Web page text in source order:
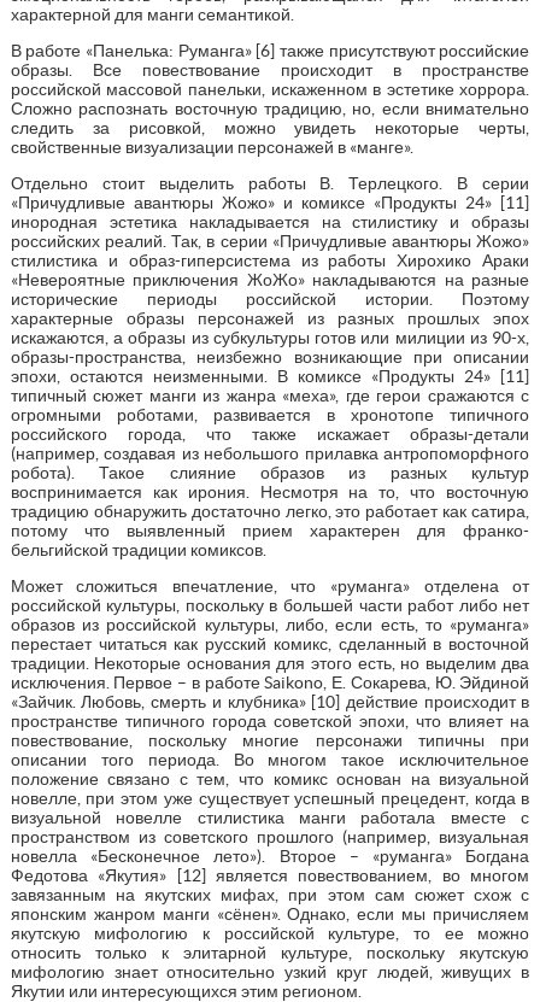
характерной для манги семантикой.
В работе «Панелька: Руманга» [6] также присутствуют российские
образы. Все повествование происходит в пространстве
российской массовой панельки, искаженном в эстетике хоррора.
Сложно распознать восточную традицию, но, если внимательно
следить за рисовкой, можно увидеть некоторые черты,
свойственные визуализации персонажей в «манге».
Отдельно стоит выделить работы В. Терлецкого. В серии
«Причудливые авантюры Жожо» и комиксе «Продукты 24» [11]
инородная эстетика накладывается на стилистику и образы
российских реалий. Так, в серии «Причудливые авантюры Жожо»
стилистика и образ-гиперсистема из работы Хирохико Араки
«Невероятные приключения ЖоЖо» накладываются на разные
исторические периоды российской истории. Поэтому
характерные образы персонажей из разных прошлых эпох
искажаются, а образы из субкультуры готов или милиции из 90-х,
образы-пространства, неизбежно возникающие при описании
эпохи, остаются неизменными. В комиксе «Продукты 24» [11]
типичный сюжет манги из жанра «меха», где герои сражаются с
огромными роботами, развивается в хронотопе типичного
российского города, что также искажает образы-детали
(например, создавая из небольшого прилавка антропоморфного
робота). Такое слияние образов из разных культур
воспринимается как ирония. Несмотря на то, что восточную
традицию обнаружить достаточно легко, это работает как сатира,
потому что выявленный прием характерен для франко-
бельгийской традиции комиксов.
Может сложиться впечатление, что «руманга» отделена от
российской культуры, поскольку в большей части работ либо нет
образов из российской культуры, либо, если есть, то «руманга»
перестает читаться как русский комикс, сделанный в восточной
традиции. Некоторые основания для этого есть, но выделим два
исключения. Первое – в работе Saikono, Е. Сокарева, Ю. Эйдиной
«Зайчик. Любовь, смерть и клубника» [10] действие происходит в
пространстве типичного города советской эпохи, что влияет на
повествование, поскольку многие персонажи типичны при
описании того периода. Во многом такое исключительное
положение связано с тем, что комикс основан на визуальной
новелле, при этом уже существует успешный прецедент, когда в
визуальной новелле стилистика манги работала вместе с
пространством из советского прошлого (например, визуальная
новелла «Бесконечное лето»). Второе – «руманга» Богдана
Федотова «Якутия» [12] является повествованием, во многом
завязанным на якутских мифах, при этом сам сюжет схож с
японским жанром манги «сёнен». Однако, если мы причисляем
якутскую мифологию к российской культуре, то ее можно
относить только к элитарной культуре, поскольку якутскую
мифологию знает относительно узкий круг людей, живущих в
Якутии или интересующихся этим регионом.